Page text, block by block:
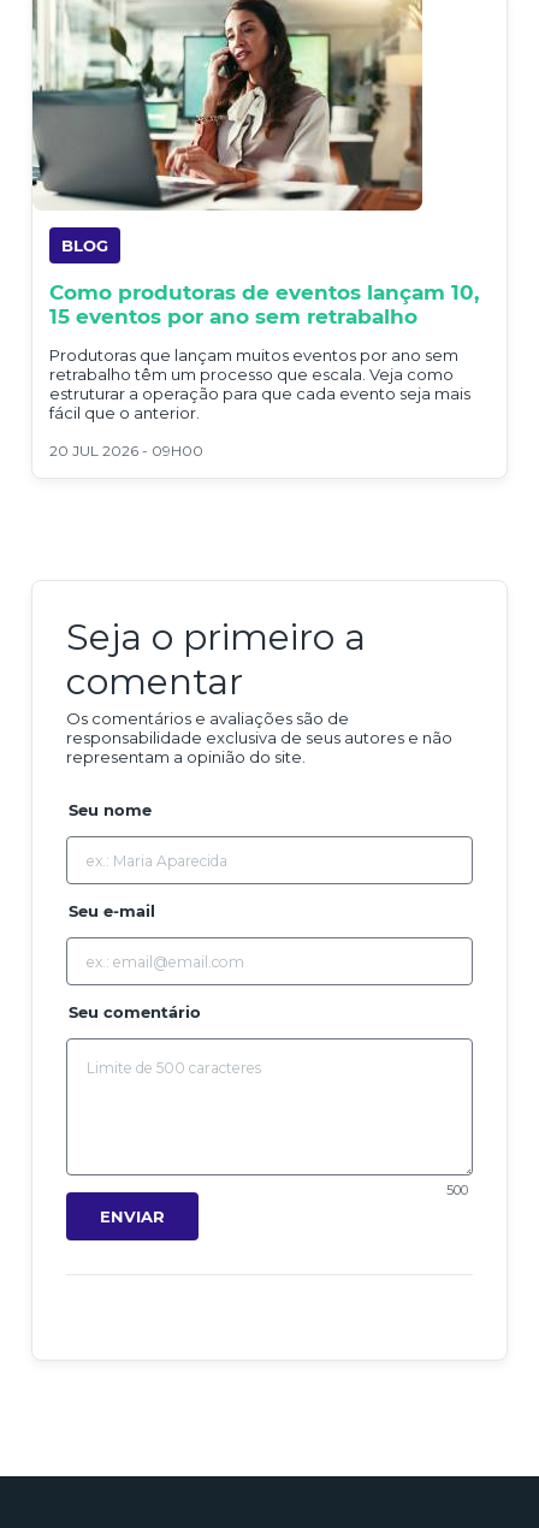
BLOG
Como produtoras de eventos lançam 10,
15 eventos por ano sem retrabalho
Produtoras que lançam muitos eventos por ano sem
retrabalho têm um processo que escala. Veja como
estruturar a operação para que cada evento seja mais
fácil que o anterior.
20 JUL 2026 - 09H00
Seja o primeiro a
comentar
Os comentários e avaliações são de
responsabilidade exclusiva de seus autores e não
representam a opinião do site.
Seu nome
Seu e-mail
Seu comentário
500
ENVIAR